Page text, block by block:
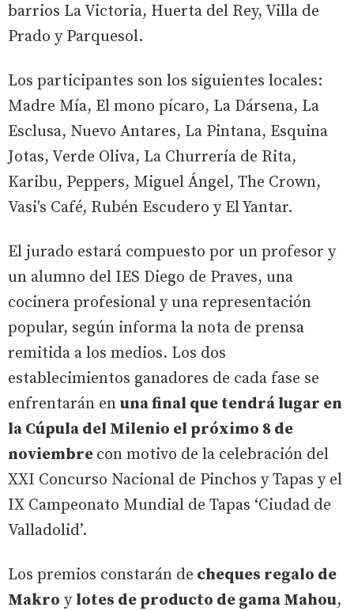
barrios La Victoria, Huerta del Rey, Villa de
Prado y Parquesol.
Los participantes son los siguientes locales:
Madre Mía, El mono pícaro, La Dársena, La
Esclusa, Nuevo Antares, La Pintana, Esquina
Jotas, Verde Oliva, La Churrería de Rita,
Karibu, Peppers, Miguel Ángel, The Crown,
Vasi's Café, Rubén Escudero y El Yantar.
El jurado estará compuesto por un profesor y
un alumno del IES Diego de Praves, una
cocinera profesional y una representación
popular, según informa la nota de prensa
remitida a los medios. Los dos
establecimientos ganadores de cada fase se
enfrentarán en una final que tendrá lugar en
la Cúpula del Milenio el próximo 8 de
noviembre con motivo de la celebración del
XXI Concurso Nacional de Pinchos y Tapas y el
IX Campeonato Mundial de Tapas ‘Ciudad de
Valladolid’.
Los premios constarán de cheques regalo de
Makro y lotes de producto de gama Mahou,